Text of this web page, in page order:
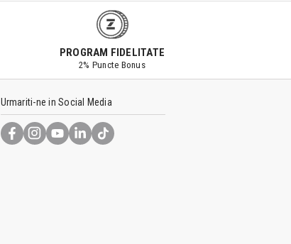
PROGRAM FIDELITATE
2% Puncte Bonus
Urmariti-ne in Social Media